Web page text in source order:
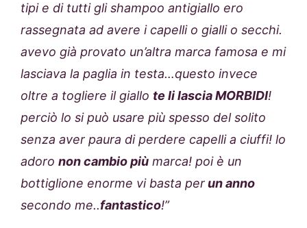
tipi e di tutti gli shampoo antigiallo ero
rassegnata ad avere i capelli o gialli o secchi.
avevo già provato un’altra marca famosa e mi
lasciava la paglia in testa…questo invece
oltre a togliere il giallo te li lascia MORBIDI!
perciò lo si può usare più spesso del solito
senza aver paura di perdere capelli a ciuffi! lo
adoro non cambio più marca! poi è un
bottiglione enorme vi basta perun anno
secondo me..fantastico!”